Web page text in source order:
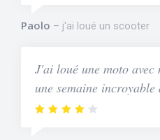
Paolo j'ai loué un scooter
J'ai loué une moto
une semaine